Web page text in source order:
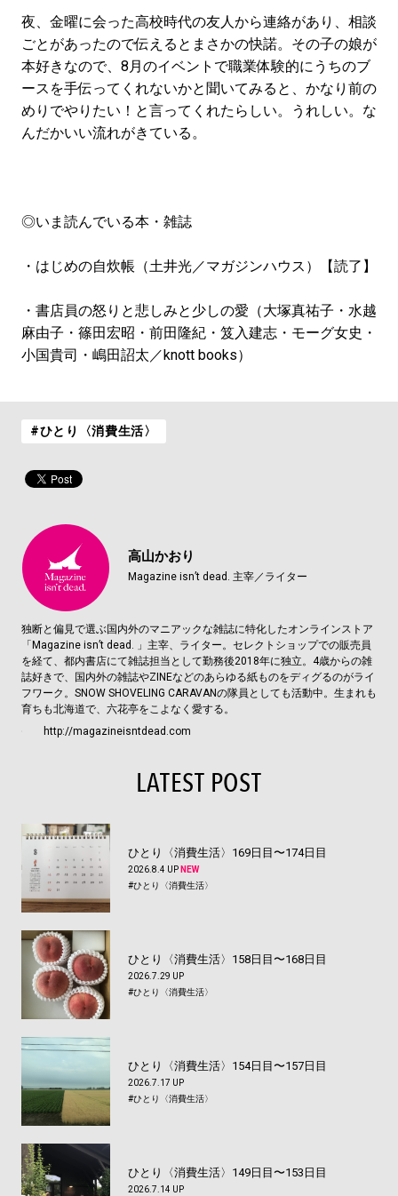
夜、金曜に会った高校時代の友人から連絡があり、相談
ごとがあったので伝えるとまさかの快諾。その子の娘が
本好きなので、8月のイベントで職業体験的にうちのブ
ースを手伝ってくれないかと聞いてみると、かなり前の
めりでやりたい！と言ってくれたらしい。うれしい。な
んだかいい流れがきている。
◎いま読んでいる本・雑誌
・はじめの自炊帳（土井光／マガジンハウス）【読了】
・書店員の怒りと悲しみと少しの愛（大塚真祐子・水越
麻由子・篠田宏昭・前田隆紀・笈入建志・モーグ女史・
小国貴司・嶋田詔太／knott books）
#ひとり〈消費生活〉
高山かおり
Magazine isn’t dead. 主宰／ライター
独断と偏見で選ぶ国内外のマニアックな雑誌に特化したオンラインストア
「Magazine isn’t dead. 」主宰、ライター。セレクトショップでの販売員
を経て、都内書店にて雑誌担当として勤務後2018年に独立。4歳からの雑
誌好きで、国内外の雑誌やZINEなどのあらゆる紙ものをディグるのがライ
フワーク。SNOW SHOVELING CARAVANの隊員としても活動中。生まれも
育ちも北海道で、六花亭をこよなく愛する。
http://magazineisntdead.com
LATEST POST
ひとり〈消費生活〉169日目〜174日目
2026.8.4 UP NEW
#ひとり〈消費生活〉
ひとり〈消費生活〉158日目〜168日目
2026.7.29 UP
#ひとり〈消費生活〉
ひとり〈消費生活〉154日目〜157日目
2026.7.17 UP
#ひとり〈消費生活〉
ひとり〈消費生活〉149日目〜153日目
2026.7.14 UP